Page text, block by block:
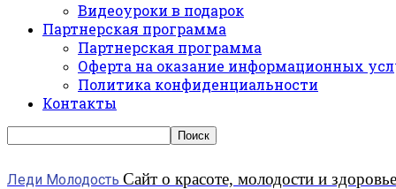
Видеоуроки в подарок
Партнерская программа
Партнерская программа
Оферта на оказание информационных
Политика конфиденциальности
Контакты
Леди Молодость Сайт о красоте, молодости и здоровье